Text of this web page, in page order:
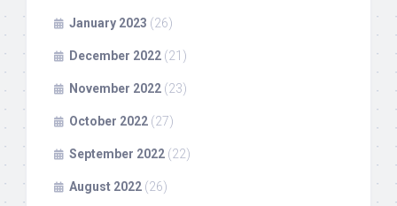
January 2023 (26)
December 2022 (21)
November 2022 (23)
October 2022 (27)
September 2022 (22)
August 2022 (26)